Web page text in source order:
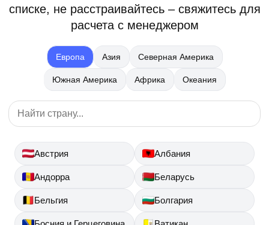
списке, не расстраивайтесь – свяжитесь для
расчета с менеджером
Европа Азия Северная Америка
Южная Америка Африка Океания
Австрия Албания
Андорра Беларусь
Бельгия Болгария